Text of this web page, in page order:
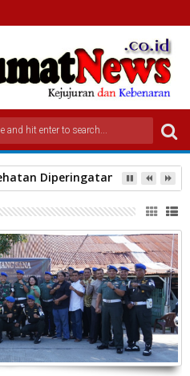
Diperingatan HUT Ke-80